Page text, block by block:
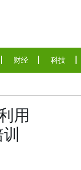
财经 科技
用